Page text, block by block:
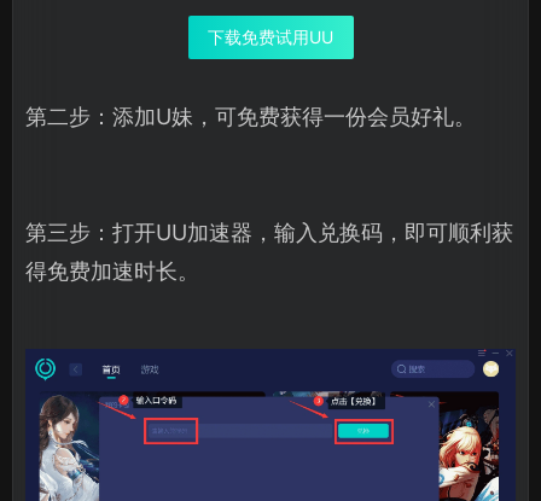
下载免费试用UU
第二步：添加U妹，可免费获得一份会员好礼。
第三步：打开UU加速器，输入兑换码，即可顺利获
得免费加速时长。